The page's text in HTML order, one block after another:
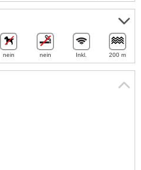
nein nein Inkl. 200 m